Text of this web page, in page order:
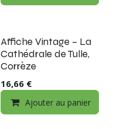
Affiche Vintage – La
Cathédrale de Tulle,
Corrèze
16,66€
Ajouter au panier